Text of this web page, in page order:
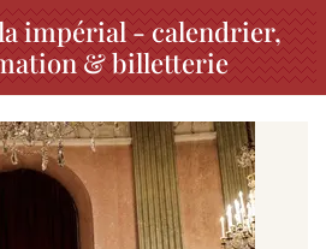
impérial - calendrier,
& billetterie